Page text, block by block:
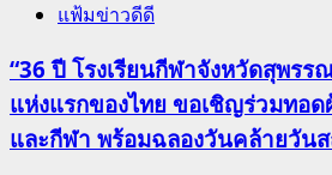
แฟ้มข่าวดีดี
“36 ปี โรงเรียนกีฬาจังหวัดสุพรร
แห่งแรกของไทย ขอเชิญร่วมทอด
และกีฬา พร้อมฉลองวันคล้ายวัน